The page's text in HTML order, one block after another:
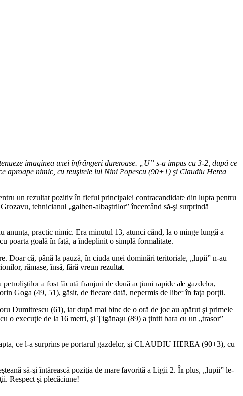
imaginea unei înfrângeri dureroase. „U” s-a impus cu 3-2, după ce
aproape nimic, cu reuşitele lui Nini Popescu (90+1) şi Claudiu Herea
un rezultat pozitiv în fieful principalei contracandidate din lupta pentru
tehnicianul „galben-albaştrilor” încercând să-şi surprindă
anunţa, practic nimic. Era minutul 13, atunci când, la o minge lungă a
poarta goală în faţă, a îndeplinit o simplă formalitate.
Doar că, până la pauză, în ciuda unei dominări teritoriale, „lupii” n-au
rămase, însă, fără vreun rezultat.
a fost făcută franjuri de două acţiuni rapide ale gazdelor,
Goga (49, 51), găsit, de fiecare dată, nepermis de liber în faţa porţii.
Dumitrescu (61), iar după mai bine de o oră de joc au apărut şi primele
o execuţie de la 16 metri, şi Ţigănaşu (89) a ţintit bara cu un „trasor”
ce l-a surprins pe portarul gazdelor, şi CLAUDIU HEREA (90+3), cu
să-şi întărească poziţia de mare favorită a Ligii 2. În plus, „lupii” le-
Respect şi plecăciune!